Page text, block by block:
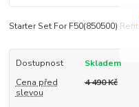
Starter Set For F50(850500) Refit
Dostupnost
Skladem
Cena před
slevou
4 490 Kč